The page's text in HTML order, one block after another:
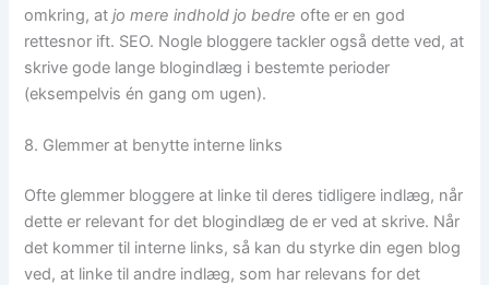
omkring, atjo mere indhold jo bedreofte er en god
rettesnor ift. SEO. Nogle bloggere tackler også dette ved, at
skrive gode lange blogindlæg i bestemte perioder
(eksempelvis én gang om ugen).
8. Glemmer at benytte interne links
Ofte glemmer bloggere at linke til deres tidligere indlæg, når
dette er relevant for det blogindlæg de er ved at skrive. Når
det kommer til interne links, så kan du styrke din egen blog
ved, at linke til andre indlæg, som har relevans for det